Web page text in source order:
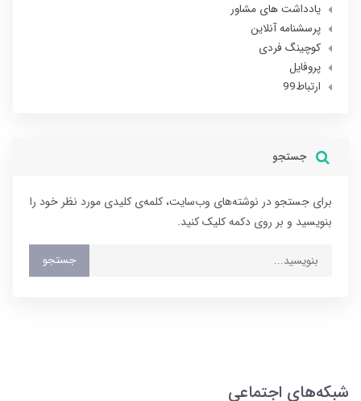
یادداشت های مشاور
پرسشنامه آنلاین
کوچینگ فردی
پروفایل
ارتباط99
جستجو
برای جستجو در نوشته‌های وب‌سایت، کلمه‌ی کلیدی مورد نظر خود را
بنویسید و بر روی دکمه کلیک کنید.
جستجو
شبکه‌های اجتماعی